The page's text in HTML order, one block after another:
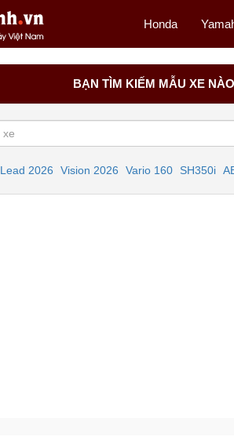
Honda
BẠN TÌM KIẾM MẪU XE
Lead 2026 Vision 2026 Vario 160 SH350i